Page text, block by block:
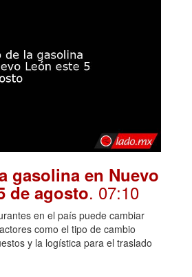
gasolina en Nuevo
de agosto. 07:10
en el país puede cambiar
como el tipo de cambio
y la logística para el traslado